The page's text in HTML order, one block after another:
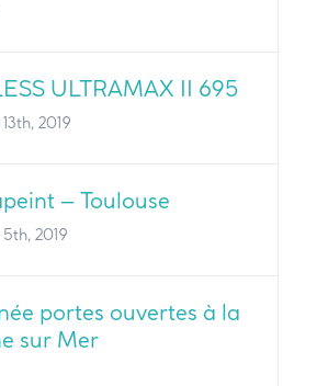
ULTRAMAX II 695
2019
– Toulouse
2019
portes ouvertes à la
sur Mer